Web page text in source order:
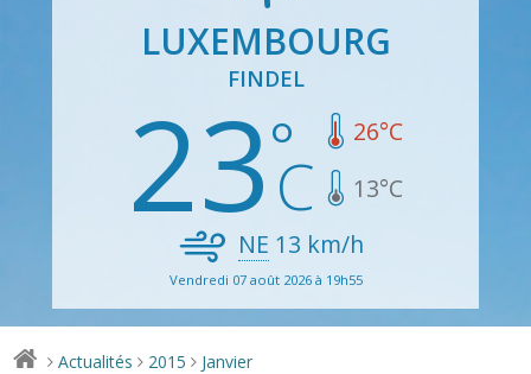
LUXEMBOURG
FINDEL
23 26°C
13°C
NE 13 km/h
Vendredi 07 août 2026 à 19h55
> Actualités > 2015 > Janvier